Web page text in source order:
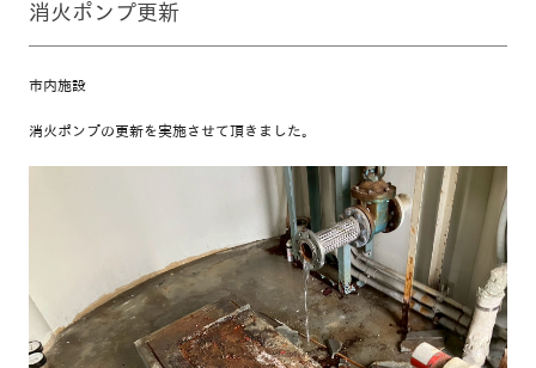
消火ポンプ更新
市内施設
消火ポンプの更新を実施させて頂きました。